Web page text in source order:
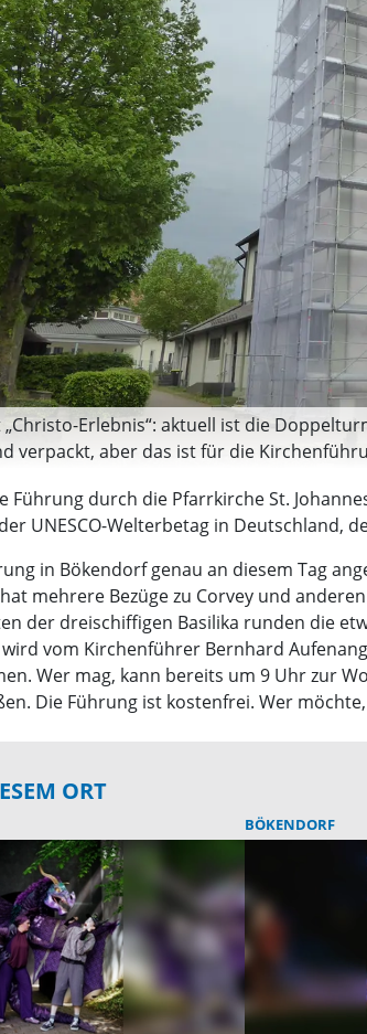
Erlebnis“: aktuell ist die
verpackt, aber das ist für die
Führung durch die Pfarrkirche St.
UNESCO-Welterbetag in Deutschland,
in Bökendorf genau an diesem Tag
mehrere Bezüge zu Corvey und
der dreischiffigen Basilika runden die
vom Kirchenführer Bernhard
Wer mag, kann bereits um 9 Uhr zur
Die Führung ist kostenfrei. Wer
ORT
BÖKENDORF